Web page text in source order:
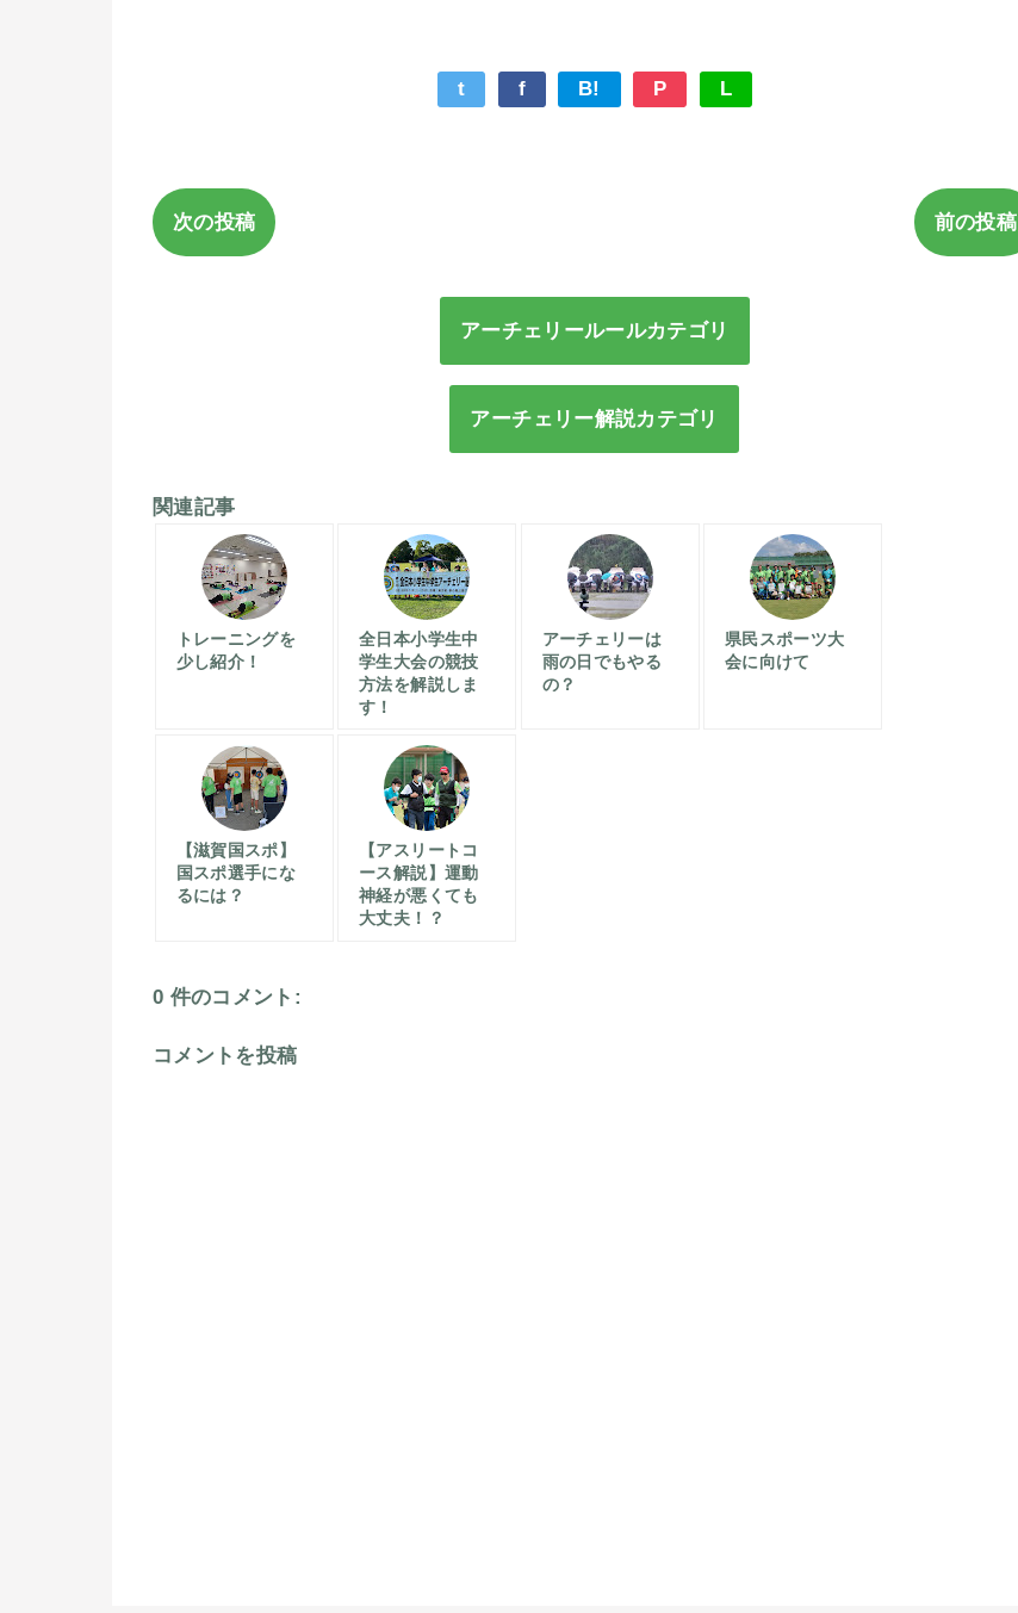
t f B! P L
次の投稿 前の投稿
アーチェリールールカテゴリ
アーチェリー解説カテゴリ
関連記事
トレーニングを
少し紹介！
全日本小学生中
学生大会の競技
方法を解説しま
す！
アーチェリーは
雨の日でもやる
の？
県民スポーツ大
会に向けて
【滋賀国スポ】
国スポ選手にな
るには？
【アスリートコ
ース解説】運動
神経が悪くても
大丈夫！？
0 件のコメント:
コメントを投稿